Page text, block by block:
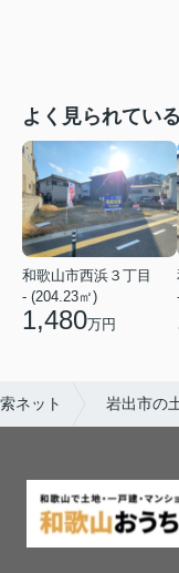
よく見られてい
和歌山市西浜３丁目
- (204.23㎡)
1,480万円
ネット 岩出市の